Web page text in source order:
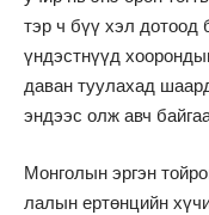
тэр ч бүү хэл дотоод
үндэстнүүд
даван туулахад
эндээс олж авч
Монголын эргэн
лалын ертөнцийн